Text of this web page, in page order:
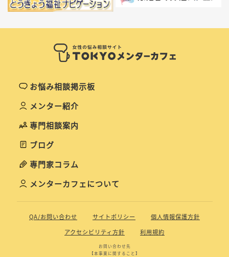
お悩み相談掲示板
メンター紹介
専門相談案内
ブログ
専門家コラム
メンターカフェについて
QA/お問い合わせ サイトポリシー
個人情報保護方針
アクセシビリティ方針
利用規約
お問い合わせ先
【本事業に関すること】